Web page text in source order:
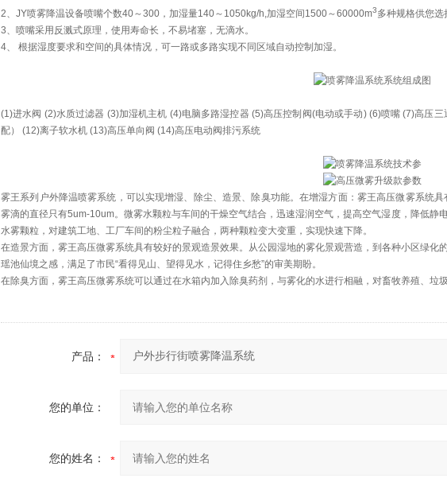
2、JY喷雾降温设备喷嘴个数40～300，加湿量140～1050kg/h,加湿空间1500～60000m3多种规格供您选
3、喷嘴采用反溅式原理，使用寿命长，不易堵塞，无滴水。
4、 根据湿度要求和空间的具体情况，可一路或多路实现不同区域自动控制加湿。
(1)进水阀 (2)水质过滤器 (3)加湿机主机 (4)电脑多路湿控器 (5)高压控制阀(电动或手动) (6)喷嘴 (7)高压
配） (12)离子软水机 (13)高压单向阀 (14)高压电动阀排污系统
雾王系列户外降温喷雾系统，可以实现增湿、除尘、造景、除臭功能。在增湿方面：雾王高压微雾系统
雾滴的直径只有5um-10um。微雾水颗粒与车间的干燥空气结合，迅速湿润空气，提高空气湿度，降低静
水雾颗粒，对建筑工地、工厂车间的粉尘粒子融合，两种颗粒变大变重，实现快速下降。
在造景方面，雾王高压微雾系统具有较好的景观造景效果。从公园湿地的雾化景观营造，到各种小区绿
瑶池仙境之感，满足了市民“看得见山、望得见水，记得住乡愁”的审美期盼。
在除臭方面，雾王高压微雾系统可以通过在水箱内加入除臭药剂，与雾化的水进行相融，对畜牧养殖、垃
产品：
您的单位：
您的姓名：